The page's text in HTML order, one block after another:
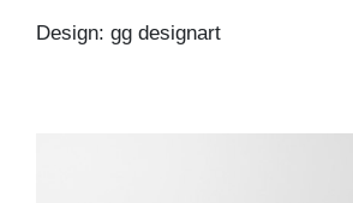
Design: gg designart